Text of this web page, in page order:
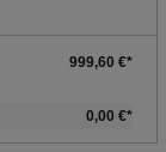
999,60 €*
0,00 €*